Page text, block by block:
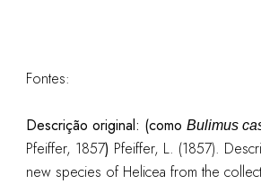
Fontes:
Descrição original: (como Bulimus
Pfeiffer, 1857) Pfeiffer, L. (1857).
new species of Helicea from the